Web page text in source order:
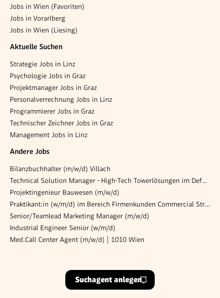
Jobs in Wien (Favoriten)
Jobs in Vorarlberg
Jobs in Wien (Liesing)
Aktuelle Suchen
Strategie Jobs in Linz
Psychologie Jobs in Graz
Projektmanager Jobs in Graz
Personalverrechnung Jobs in Linz
Programmierer Jobs in Graz
Technischer Zeichner Jobs in Graz
Management Jobs in Linz
Andere Jobs
Bilanzbuchhalter (m/w/d) Villach
Technical Solution Manager - High-Tech Towerlösungen im Defence-Bereich (all genders)
Projektingenieur Bauwesen (m/w/d)
Praktikant:in (w/m/d) im Bereich Firmenkunden Commercial Strategy
Senior/Teamlead Marketing Manager (m/w/d)
Industrial Engineer Senior (w/m/d)
Med.Call Center Agent (m/w/d) | 1010 Wien
Suchagent anlegen